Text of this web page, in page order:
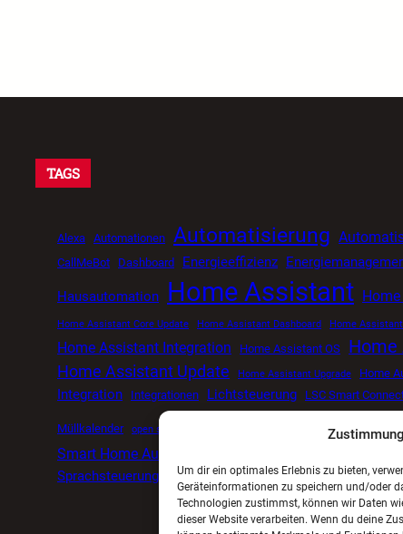
Um dir ein optimales Erlebnis zu bieten,
Geräteinformationen zu speichern und/oder
Technologien zustimmst, können wir Daten
dieser Website verarbeiten. Wenn du deine
TAGS
Alexa Automationen Automatisierung
CallMeBot
Dashboard Energieeffizienz
Hausautomation Home Assistant
Home Assistant Core Update Home Assistant Dashboard Home
Home Assistant Integration Home Assistant OS Home
Home Assistant Update Home Assistant Upgrade Home
Integration Integrationen Lichtsteuerung LSC Smart
Müllkalender open source smart home Senvolon
Smart Home Automatisierung
Sprachsteuerung
Timer Tuya ViCare Viessmann Wetterdaten